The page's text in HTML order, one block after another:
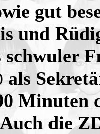
gut
und
als
Minuten
die